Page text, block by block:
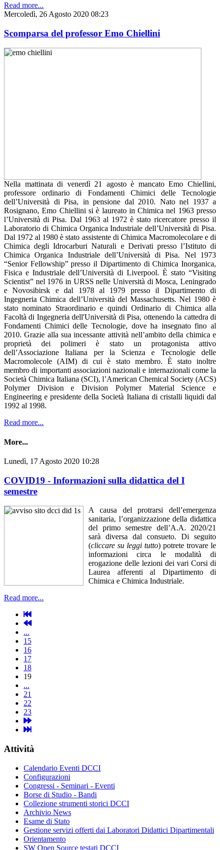
Read more...
Mercoledì, 26 Agosto 2020 08:23
Scomparsa del professor Emo Chiellini
Nella mattinata di venerdì 21 agosto è mancato Emo Chiellini,
professore ordinario di Fondamenti Chimici delle Tecnologie
dell’Università di Pisa, in pensione dal 2010. Nato nel 1937 a
Rosignano, Emo Chiellini si è laureato in Chimica nel 1963 presso
l’Università di Pisa. Dal 1963 al 1972 è stato ricercatore presso il
Laboratorio di Chimica Organica Industriale dell’Università di Pisa.
Dal 1972 al 1980 è stato assistente di Chimica Macromolecolare e di
Chimica degli Idrocarburi Naturali e Derivati presso l’Istituto di
Chimica Organica Industriale dell’Università di Pisa. Nel 1973
“Senior Fellowship” presso il Dipartimento di Chimica Inorganica,
Fisica e Industriale dell’Università di Liverpool. È stato “Visiting
Scientist” nel 1976 in URSS nelle Università di Mosca, Leningrado
e Novosibirsk e dal 1978 al 1979 presso il Dipartimento di
Ingegneria Chimica dell’Università del Massachusetts. Nel 1980 è
stato nominato Straordinario e quindi Ordinario di Chimica alla
Facoltà di Ingegneria dell'Università di Pisa, ottenendo la cattedra di
Fondamenti Chimici delle Tecnologie, dove ha insegnato fino al
2010. Grazie alla sua incessante attività nell’ambito della chimica e
proprietà dei polimeri è stato un protagonista attivo
dell’Associazione Italiana per la Scienza e Tecnologie delle
Macromolecole (AIM) di cui è stato membro. È stato inoltre
membro di importanti associazioni nazionali e internazionali come la
Società Chimica Italiana (SCI), l’American Chemical Society (ACS)
Polymer Division e Division Polymer Material Science e
Engineering e presidente della Società Italiana di cristalli liquidi dal
1992 al 1998.
Read more...
More...
Lunedì, 17 Agosto 2020 10:28
COVID19 - Informazioni sulla didattica del I
semestre
A causa del protrarsi dell’emergenza
sanitaria, l’organizzazione della didattica
del primo semestre dell’A.A. 2020/21
sarà diversa dal consueto. Di seguito
(cliccare su leggi tutto) potrete trovare le
informazioni circa le modalità di
erogazione delle lezioni dei vari Corsi di
Laurea afferenti al Dipartimento di
Chimica e Chimica Industriale.
Read more...
...
15
16
17
18
19
...
21
22
23
Attività
Calendario Eventi DCCI
Configurazioni
Congressi - Seminari - Eventi
Borse di Studio - Bandi
Collezione strumenti storici DCCI
Archivio News
Esame di Stato
Gestione servizi offerti dai Laboratori Didattici Dipartimentali
Orientamento
SW Open Source testati DCCI